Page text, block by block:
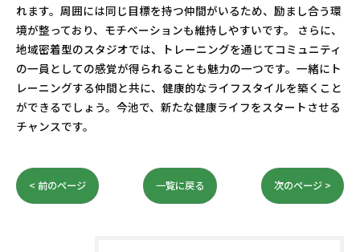
れます。周囲には同じ目標を持つ仲間がいるため、励まし合う環
境が整っており、モチベーションも維持しやすいです。 さらに、
地域密着型のスタジオでは、トレーニングを通じてコミュニティ
の一員としての感覚が得られることも魅力の一つです。一緒にト
レーニングする仲間と共に、健康的なライフスタイルを築くこと
ができるでしょう。今池で、新たな健康ライフをスタートさせる
チャンスです。
< 前のページ 一覧に戻る 次のページ >